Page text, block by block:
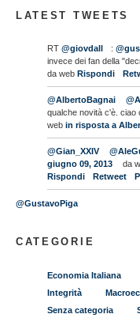
LATEST TWEETS
RT @giovdall :
invece dei fan della
da web Rispondi
@AlbertoBagnai
qualche novità c'è. ciao
web in risposta a
@Gian_XXIV
giugno 09, 2013
da
Rispondi
Retweet
@GustavoPiga
CATEGORIE
Economia Italiana
Integrità
Senza categoria